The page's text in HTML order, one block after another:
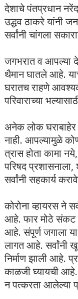
देशाचे पंतप्रधान
उद्धव ठाकरे यांनी
सर्वांनी चांगला
जगभरात व आपल्या
थैमान घातले आहे.
घरातच राहणे
परिवाराच्या
अनेक लोक
नाही. आपल्यामुळे
त्रास होता कामा
परिषद
सर्वांनी सहकार्य
कोरोना व्हायरस ने
आहे. फार मोठे संकट
आहे. संपूर्ण जगाला
लागत आहे. सर्वांनी
निर्माण झाली आहे.
काळजी घ्यायची
न पत्करता आलेल्या